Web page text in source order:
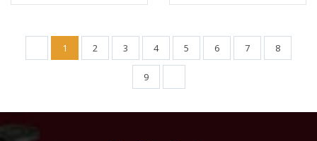
1 2 3 4 5 6 7 8
9